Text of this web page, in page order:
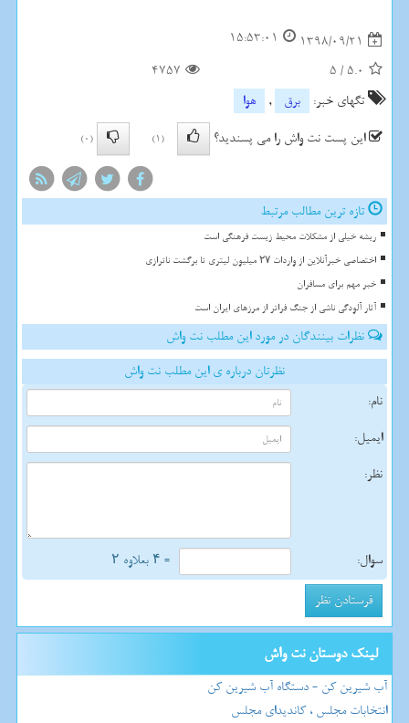
1398/09/21
15:53:01
5.0
/
5
4757
تگهای خبر:
برق ,
هوا
این پست نت واش را می پسندید؟
(1)
(0)
تازه ترین مطالب مرتبط
ریشه خیلی از مشکلات محیط زیست فرهنگی است
اختصاصی خبرآنلاین از واردات ۲۷ میلیون لیتری تا برگشت ناترازی
خبر مهم برای مسافران
آثار آلودگی ناشی از جنگ فراتر از مرزهای ایران است
نظرات بینندگان در مورد این مطلب نت واش
نظرتان درباره ی این مطلب نت واش
نام:
ایمیل:
نظر:
سوال: = ۴ بعلاوه ۲
لینک دوستان نت واش
آب شیرین کن - دستگاه آب شیرین کن
انتخابات مجلس ، کاندیدای مجلس